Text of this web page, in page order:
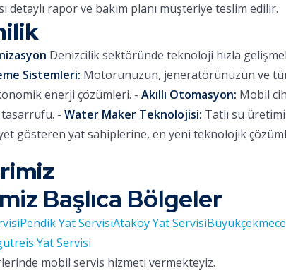
rapor ve bakım planı müşteriye teslim edilir.
Denizcilik sektöründe teknoloji hızla
Sistemleri: Motorunuzun, jeneratörünüzün ve
enerji çözümleri. - Akıllı Otomasyon: Mobil
- Water Maker Teknolojisi: Tatlı su
gösteren yat sahiplerine, en yeni teknolojik
Başlıca Bölgeler
Pendik Yat ServisiAtaköy Yat Servisi
Yat Servisi
mobil servis hizmeti vermekteyiz.